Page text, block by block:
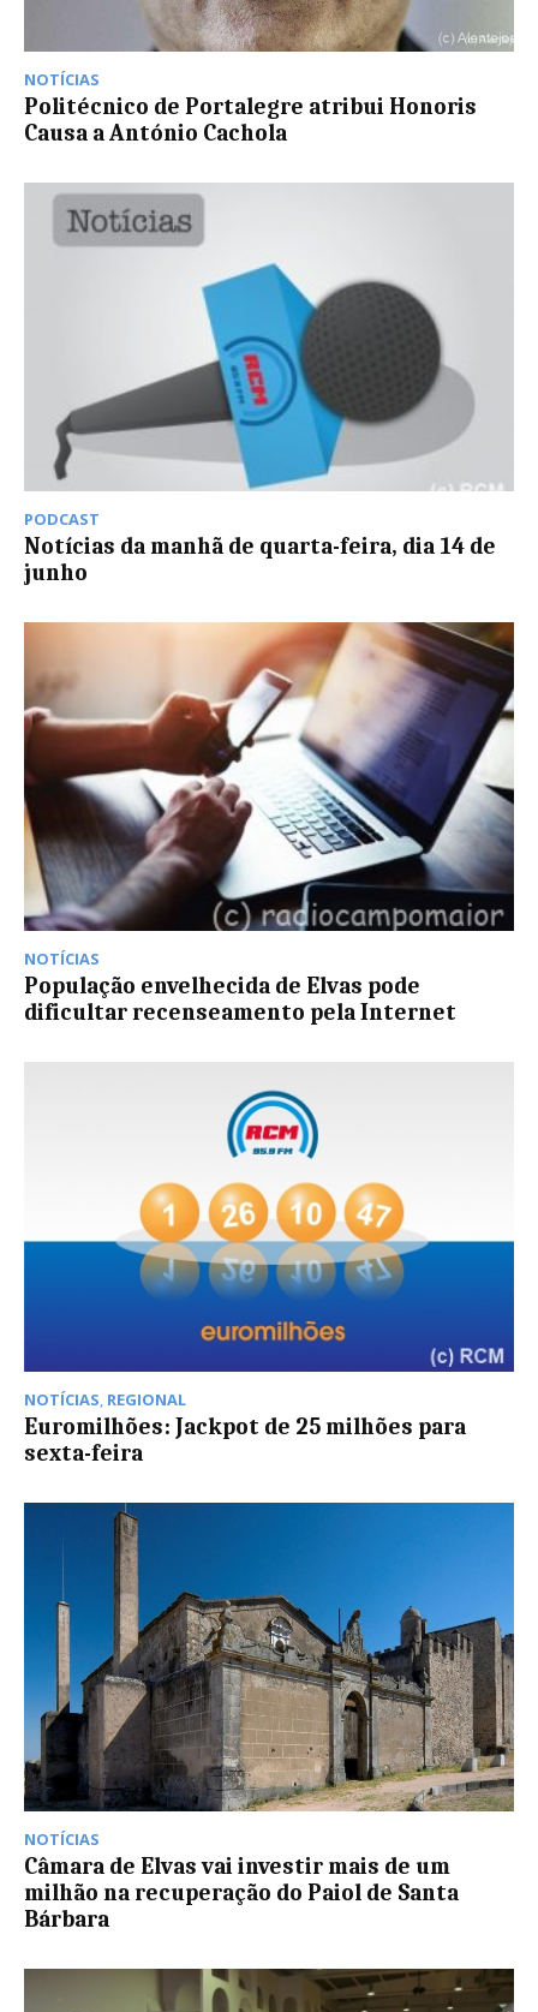
NOTÍCIAS
Politécnico de Portalegre atribui Honoris
Causa a António Cachola
PODCAST
Notícias da manhã de quarta-feira, dia 14 de
junho
NOTÍCIAS
População envelhecida de Elvas pode
dificultar recenseamento pela Internet
NOTÍCIAS REGIONAL
Euromilhões: Jackpot de 25 milhões para
sexta-feira
NOTÍCIAS
Câmara de Elvas vai investir mais de um
milhão na recuperação do Paiol de Santa
Bárbara